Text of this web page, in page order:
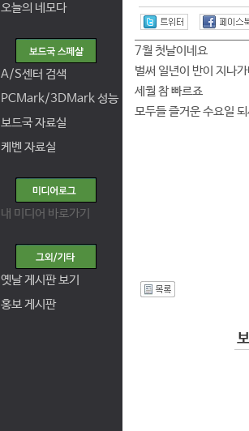
오늘의 네모다
A/S센터 검색
PCMark/3DMark 성능
보드국 자료실
케벤 자료실
내 미디어 바로가기
옛날 게시판 보기
홍보 게시판
7월 첫날이네요
벌써 일년이 반이 지나
세월 참 빠르죠
모두들 즐거운 수요일